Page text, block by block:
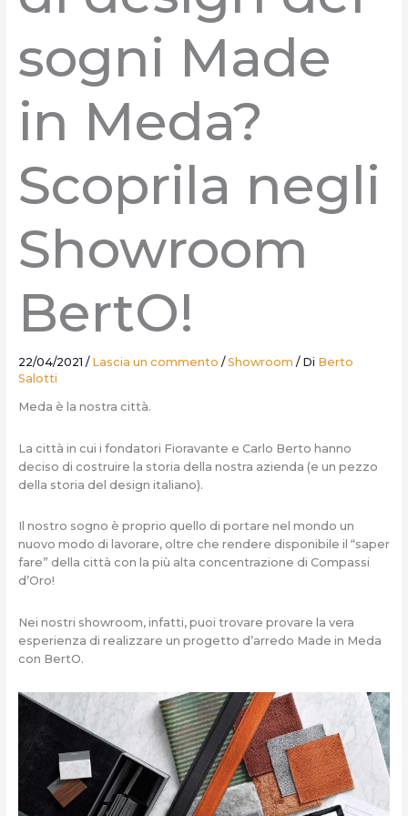
sogni Made
in Meda?
Scoprila negli
Showroom
BertO!
22/04/2021 / Lascia un commento /Showroom / Di Berto
Salotti
Meda è la nostra città.
La città in cui i fondatori Fioravante e Carlo Berto hanno
deciso di costruire la storia della nostra azienda (e un pezzo
della storia del design italiano).
Il nostro sogno è proprio quello di portare nel mondo un
nuovo modo di lavorare, oltre che rendere disponibile il “saper
fare” della città con la più alta concentrazione di Compassi
d’Oro!
Nei nostri showroom, infatti, puoi trovare provare la vera
esperienza di realizzare un progetto d’arredo Made in Meda
con BertO.